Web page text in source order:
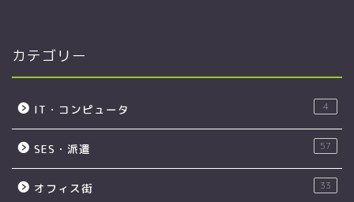
カテゴリー
IT・コンピュータ 4
SES・派遣 57
オフィス街 33